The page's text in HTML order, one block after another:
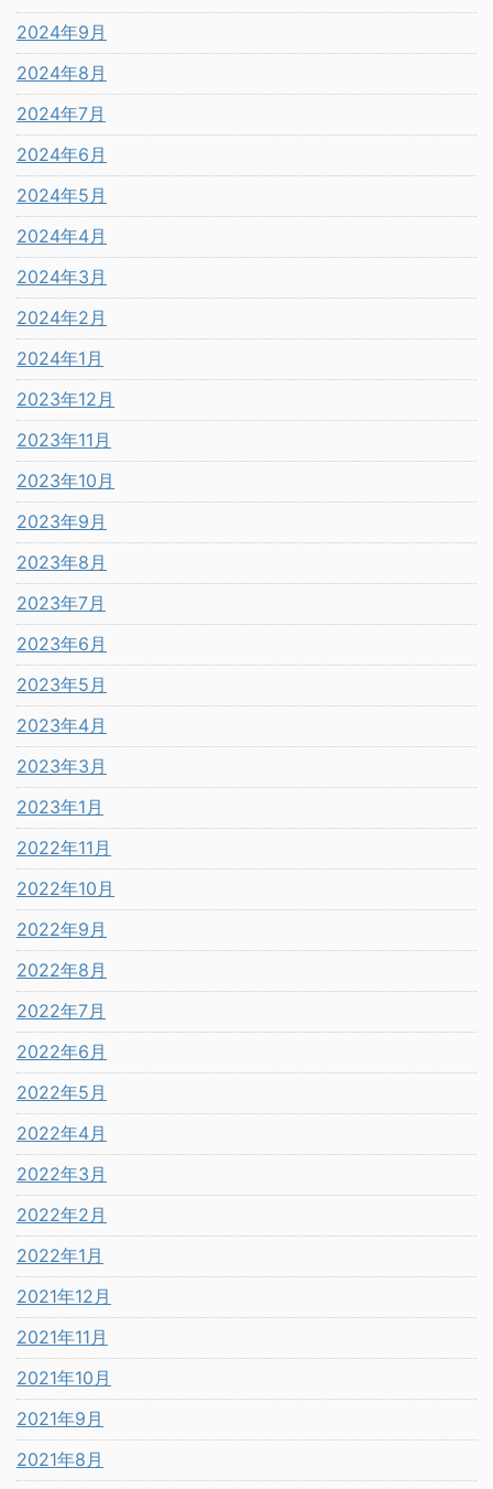
2024年9月
2024年8月
2024年7月
2024年6月
2024年5月
2024年4月
2024年3月
2024年2月
2024年1月
2023年12月
2023年11月
2023年10月
2023年9月
2023年8月
2023年7月
2023年6月
2023年5月
2023年4月
2023年3月
2023年1月
2022年11月
2022年10月
2022年9月
2022年8月
2022年7月
2022年6月
2022年5月
2022年4月
2022年3月
2022年2月
2022年1月
2021年12月
2021年11月
2021年10月
2021年9月
2021年8月